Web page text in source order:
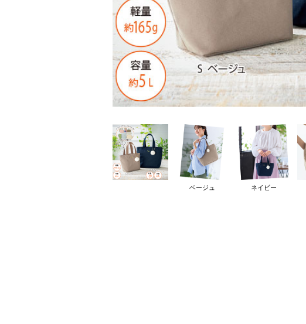
ベージュ ネイビー